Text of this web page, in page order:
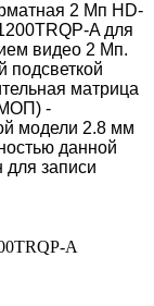
2 Мп HD-
A для
видео 2 Мп.
подсветкой
матрица
-
модели 2.8 мм
данной
записи
A